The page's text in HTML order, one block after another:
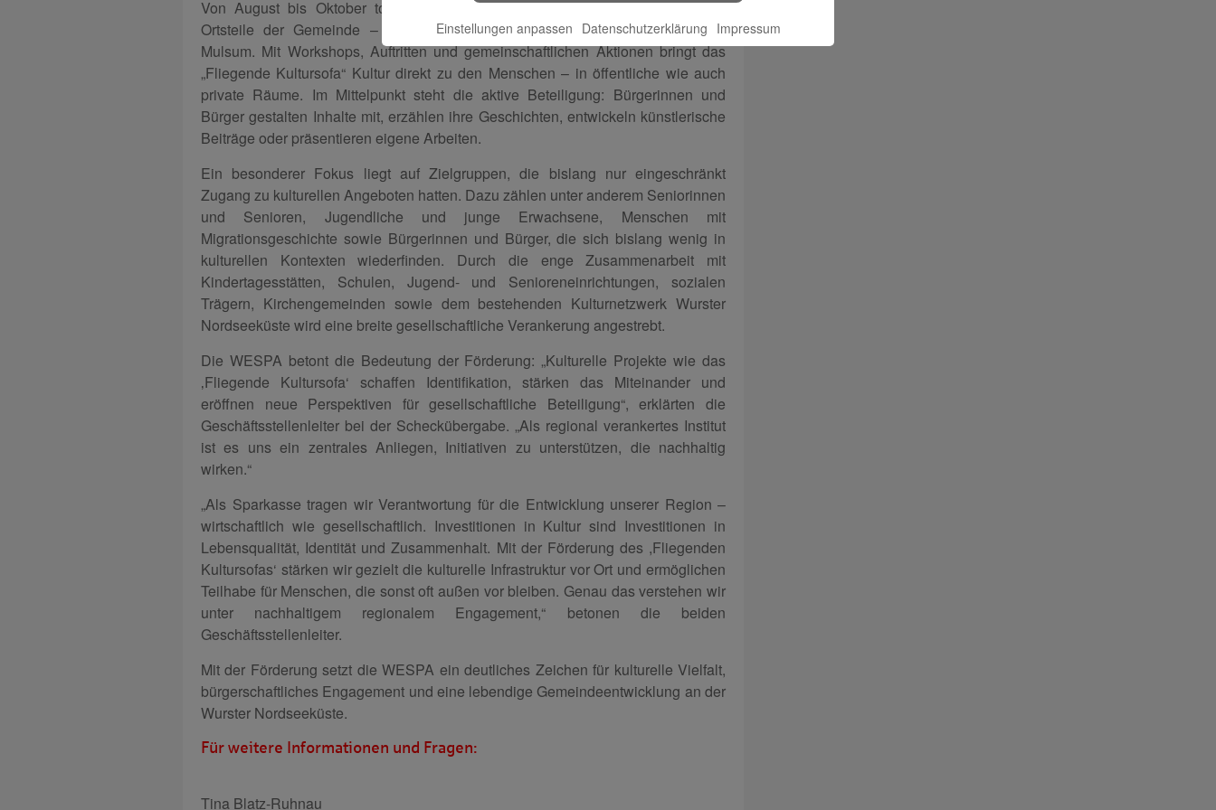
Von August bis Oktober tourt die mobile Mitmachbühne durch verschiedene
Ortsteile der Gemeinde – darunter Nordholz, Cappel, Wremen, Dorum und
Mulsum. Mit Workshops, Auftritten und gemeinschaftlichen Aktionen bringt das
„Fliegende Kultursofa“ Kultur direkt zu den Menschen – in öffentliche wie auch
private Räume. Im Mittelpunkt steht die aktive Beteiligung: Bürgerinnen und
Bürger gestalten Inhalte mit, erzählen ihre Geschichten, entwickeln künstlerische
Beiträge oder präsentieren eigene Arbeiten.
Ein besonderer Fokus liegt auf Zielgruppen, die bislang nur eingeschränkt
Zugang zu kulturellen Angeboten hatten. Dazu zählen unter anderem Seniorinnen
und Senioren, Jugendliche und junge Erwachsene, Menschen mit
Migrationsgeschichte sowie Bürgerinnen und Bürger, die sich bislang wenig in
kulturellen Kontexten wiederfinden. Durch die enge Zusammenarbeit mit
Kindertagesstätten, Schulen, Jugend- und Senioreneinrichtungen, sozialen
Trägern, Kirchengemeinden sowie dem bestehenden Kulturnetzwerk Wurster
Nordseeküste wird eine breite gesellschaftliche Verankerung angestrebt.
Die WESPA betont die Bedeutung der Förderung: „Kulturelle Projekte wie das
‚Fliegende Kultursofa‘ schaffen Identifikation, stärken das Miteinander und
eröffnen neue Perspektiven für gesellschaftliche Beteiligung“, erklärten die
Geschäftsstellenleiter bei der Scheckübergabe. „Als regional verankertes Institut
ist es uns ein zentrales Anliegen, Initiativen zu unterstützen, die nachhaltig
wirken.“
„Als Sparkasse tragen wir Verantwortung für die Entwicklung unserer Region –
wirtschaftlich wie gesellschaftlich. Investitionen in Kultur sind Investitionen in
Lebensqualität, Identität und Zusammenhalt. Mit der Förderung des ,Fliegenden
Kultursofas‘ stärken wir gezielt die kulturelle Infrastruktur vor Ort und ermöglichen
Teilhabe für Menschen, die sonst oft außen vor bleiben. Genau das verstehen wir
unter nachhaltigem regionalem Engagement,“ betonen die beiden
Geschäftsstellenleiter.
Mit der Förderung setzt die WESPA ein deutliches Zeichen für kulturelle Vielfalt,
bürgerschaftliches Engagement und eine lebendige Gemeindeentwicklung an der
Wurster Nordseeküste.
Für weitere Informationen und Fragen:
Tina Blatz-Ruhnau
Einstellungen anpassen Datenschutzerklärung Impressum